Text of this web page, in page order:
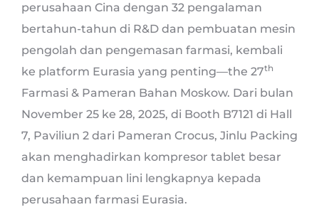
perusahaan Cina dengan 32 pengalaman
bertahun-tahun di R&D dan pembuatan mesin
pengolah dan pengemasan farmasi, kembali
ke platform Eurasia yang penting—the 27th
Farmasi & Pameran Bahan Moskow. Dari bulan
November 25 ke 28, 2025, di Booth B7121 di Hall
7, Paviliun 2 dari Pameran Crocus, Jinlu Packing
akan menghadirkan kompresor tablet besar
dan kemampuan lini lengkapnya kepada
perusahaan farmasi Eurasia.